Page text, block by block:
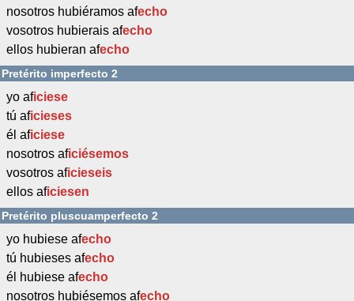
nosotros hubiéramos afecho
vosotros hubierais afecho
ellos hubieran afecho
Pretérito imperfecto 2
yo aficiese
tú aficieses
él aficiese
nosotros aficiésemos
vosotros aficieseis
ellos aficiesen
Pretérito pluscuamperfecto 2
yo hubiese afecho
tú hubieses afecho
él hubiese afecho
nosotros hubiésemos afecho